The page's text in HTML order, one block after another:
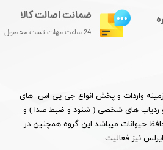
زمینه واردات و پخش انواع جی پی اس های
و ردیاب های شخصی ( شنود و ضبط صدا ) و
حیوانات میباشد این گروه همچنین در
نیز فعالیت.​​​​​​​
ضمانت اصالت کالا
24 ساعت مهلت تست محصول